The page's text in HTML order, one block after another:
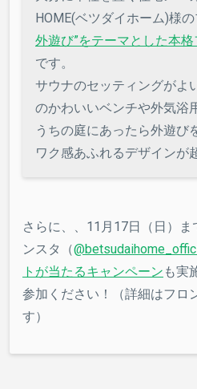
HOME(ベツダイホーム)様
外遊び”をテーマとした本
です。
サウナのセッティングがよ
のかわいいベンチや外気浴
うちの庭にあったら外遊び
ワク感あふれるデザインが
さらに、、11月17日（日）
ンスタ（
トが当たるキャンペーン も実
参加ください！（詳細はフロ
す）